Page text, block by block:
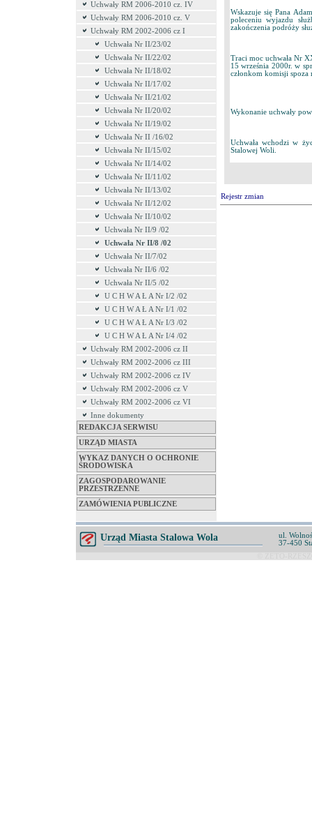
Uchwały RM 2006-2010 cz. IV
Uchwały RM 2006-2010 cz. V
Uchwały RM 2002-2006 cz I
Uchwała Nr II/23/02
Uchwała Nr II/22/02
Uchwała Nr II/18/02
Uchwała Nr II/17/02
Uchwała Nr II/21/02
Uchwała Nr II/20/02
Uchwała Nr II/19/02
Uchwała Nr II /16/02
Uchwała Nr II/15/02
Uchwała Nr II/14/02
Uchwała Nr II/11/02
Uchwała Nr II/13/02
Uchwała Nr II/12/02
Uchwała Nr II/10/02
Uchwała Nr II/9 /02
Uchwała Nr II/8 /02
Uchwała Nr II/7/02
Uchwała Nr II/6 /02
Uchwała Nr II/5 /02
U C H W A Ł A Nr I/2 /02
U C H W A Ł A Nr I/1 /02
U C H W A Ł A Nr I/3 /02
U C H W A Ł A Nr I/4 /02
Uchwały RM 2002-2006 cz II
Uchwały RM 2002-2006 cz III
Uchwały RM 2002-2006 cz IV
Uchwały RM 2002-2006 cz V
Uchwały RM 2002-2006 cz VI
Inne dokumenty
REDAKCJA SERWISU
URZĄD MIASTA
WYKAZ DANYCH O OCHRONIE
ŚRODOWISKA
ZAGOSPODAROWANIE
PRZESTRZENNE
ZAMÓWIENIA PUBLICZNE
Wskazuje się Pana
poleceniu wyjazdu
zakończenia podróży
Traci moc uchwała Nr
15 września 2000r. w
członkom komisji spoza
Wykonanie uchwały
Uchwała wchodzi w
Stalowej Woli.
Rejestr zmian
Urząd Miasta Stalowa Wola
ul.
37-450